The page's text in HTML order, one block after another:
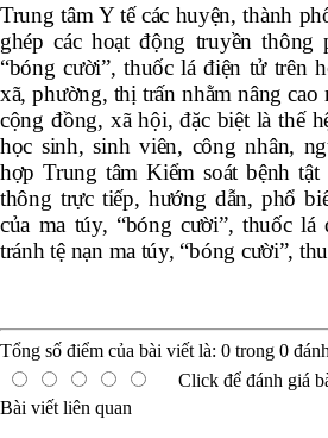
Trung tâm Y tế các huyện, thành
ghép các hoạtđộng truyền thông
“bóng cười”, thuốc lá điện tử trên h
xã, phường, thị trấn nhằm nâng cao
cộngđồng, xã hội,đặc biệt là thếh
học sinh, sinh viên, công nhân, ng
hợp Trung tâm Kiểm soát bệnh tật
thông trực tiếp, hướng dẫn, phổ bi
của ma túy, “bóng cười”, thuốc lá
tránh tệ nạn ma túy, “bóng cười”,
Tổng số điểm của bài viết là: 0 trong 0
Click để đánh giá
Bài viết liên quan